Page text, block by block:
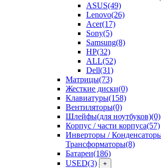
ASUS(49)
Lenovo(26)
Acer(17)
Sony(5)
Samsung(8)
HP(32)
ALL(52)
Dell(31)
Матрицы(73)
Жесткие диски(0)
Клавиатуры(158)
Вентиляторы(0)
Шлейфы(для ноутбуков)(0)
Корпус / части корпуса(57)
Инверторы /
Трансформаторы(8)
Батареи(186)
USED(3) +